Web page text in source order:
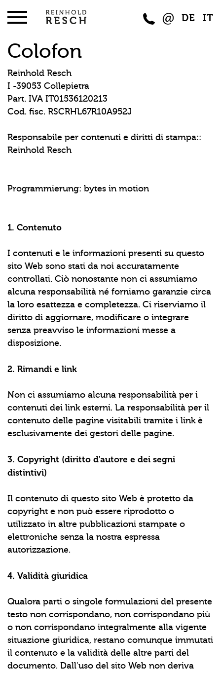
DE IT
Colofon
Reinhold Resch
I -39053 Collepietra
Part. IVA IT01536120213
Cod. fisc. RSCRHL67R10A952J
Responsabile per contenuti e diritti di stampa::
Reinhold Resch
Programmierung: bytes in motion
1. Contenuto
I contenuti e le informazioni presenti su questo
sito Web sono stati da noi accuratamente
controllati. Ciò nonostante non ci assumiamo
alcuna responsabilità né forniamo garanzie circa
la loro esattezza e completezza. Ci riserviamo il
diritto di aggiornare, modificare o integrare
senza preavviso le informazioni messe a
disposizione.
2. Rimandi e link
Non ci assumiamo alcuna responsabilità per i
contenuti dei link esterni. La responsabilità per il
contenuto delle pagine visitabili tramite i link è
esclusivamente dei gestori delle pagine.
3. Copyright (diritto d'autore e dei segni
distintivi)
Il contenuto di questo sito Web è protetto da
copyright e non può essere riprodotto o
utilizzato in altre pubblicazioni stampate o
elettroniche senza la nostra espressa
autorizzazione.
4. Validità giuridica
Qualora parti o singole formulazioni del presente
testo non corrispondano, non corrispondano più
o non corrispondano integralmente alla vigente
situazione giuridica, restano comunque immutati
il contenuto e la validità delle altre parti del
documento. Dall'uso del sito Web non deriva